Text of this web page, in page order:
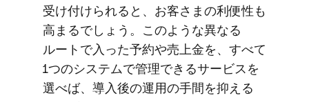
受け付けられると、​お客さまの​利便性も​
高まるでしょう。​このような​異なる​
ルートで​入った​予約や売上金を、​すべて​
1つの​システムで​管理できる​サービスを​
選べば、​導入後の​運用の​手間を​抑える​